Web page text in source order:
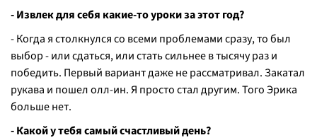
- Извлек для себя какие-то уроки за этот год?
- Когда я столкнулся со всеми проблемами сразу, то был
выбор - или сдаться, или стать сильнее в тысячу раз и
победить. Первый вариант даже не рассматривал. Закатал
рукава и пошел олл-ин. Я просто стал другим. Того Эрика
больше нет.
- Какой у тебя самый счастливый день?